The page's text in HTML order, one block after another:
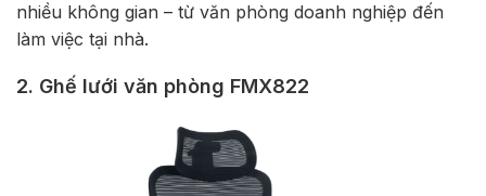
nhiều không gian – từ văn phòng doanh nghiệp đến
làm việc tại nhà.
2. Ghế lưới văn phòng FMX822